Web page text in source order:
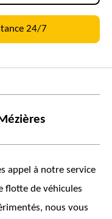
24/7
appel à notre service
flotte de véhicules
nous vous